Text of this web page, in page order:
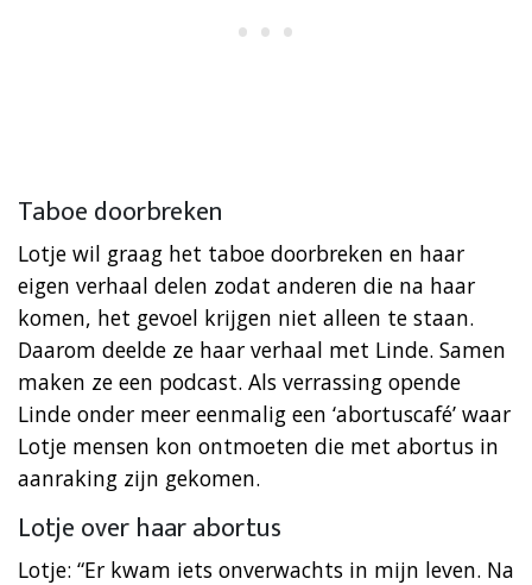
Taboe doorbreken
Lotje wil graag het taboe doorbreken en haar
eigen verhaal delen zodat anderen die na haar
komen, het gevoel krijgen niet alleen te staan.
Daarom deelde ze haar verhaal met Linde. Samen
maken ze een podcast. Als verrassing opende
Linde onder meer eenmalig een ‘abortuscafé’ waar
Lotje mensen kon ontmoeten die met abortus in
aanraking zijn gekomen.
Lotje over haar abortus
Lotje: “Er kwam iets onverwachts in mijn leven. Na